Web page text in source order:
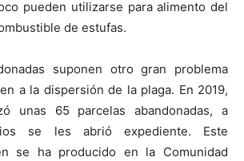
pueden utilizarse para alimento del
de estufas.
suponen otro gran problema
a la dispersión de la plaga. En 2019,
unas 65 parcelas abandonadas, a
se les abrió expediente. Este
se ha producido en la Comunidad